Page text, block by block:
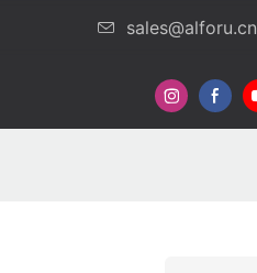
sales@alforu.cn